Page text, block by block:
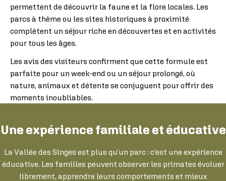
permettent de découvrir la faune et la flore locales. Les
parcs à thème ou les sites historiques à proximité
complètent un séjour riche en découvertes et en activités
pour tous les âges.
Les avis des visiteurs confirment que cette formule est
parfaite pour un week-end ou un séjour prolongé, où
nature, animaux et détente se conjuguent pour offrir des
moments inoubliables.
Une expérience familiale et éducative
La Vallée des Singes est plus qu’un parc : c’est une expérience
éducative. Les familles peuvent observer les primates évoluer
librement, apprendre leurs comportements et mieux